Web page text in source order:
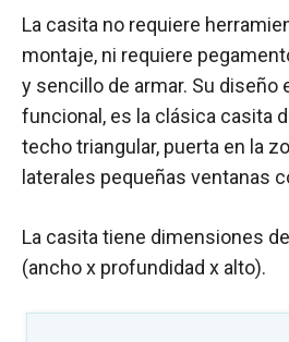
La casita no requiere
montaje, ni requiere
y sencillo de armar. Su diseño
funcional, es la clásica casita
techo triangular, puerta en la
laterales pequeñas ventanas
La casita tiene dimensiones
(ancho x profundidad x alto).